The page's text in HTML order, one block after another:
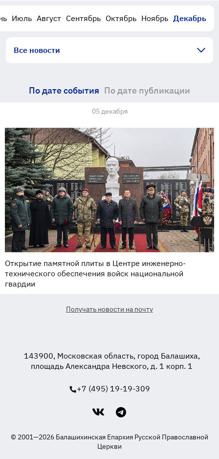
Июль Август Сентябрь Октябрь Ноябрь Декабрь
Все новости
По дате события По дате публикации
05 декабря
Открытие памятной плиты в Центре инженерно-
технического обеспечения войск национальной
гвардии
Получать новости на почту
143900, Московская область, город Балашиха,
площадь Александра Невского, д. 1 корп. 1
+7 (495) 19-19-309
© 2001—2026 Балашихинская Епархия Русской Православной
Церкви